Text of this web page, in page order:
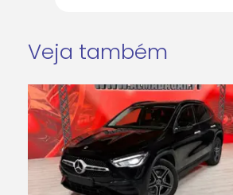
Veja também